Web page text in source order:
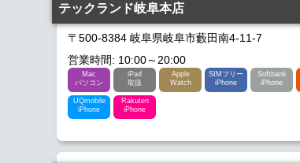
テックランド岐阜本店
〒500-8384 岐阜県岐阜市藪田南4-11-7
営業時間: 10:00～20:00
Mac
パソコン
iPad
取扱
Apple
Watch
SIMフリー
iPhone
Softbank
iPhone
UQmobile
iPhone
Rakuten
iPhone